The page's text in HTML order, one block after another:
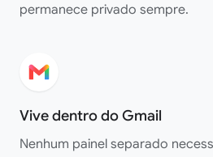
permanece privado sempre.
Vive dentro do Gmail
Nenhum painel separado